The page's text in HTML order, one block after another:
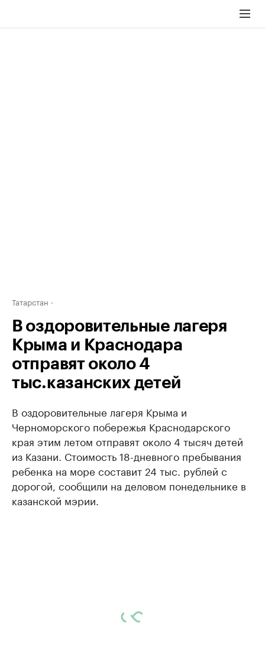
Татарстан
В оздоровительные лагеря
Крыма и Краснодара
отправят около 4
тыс.казанских детей
В оздоровительные лагеря Крыма и
Черноморского побережья Краснодарского
края этим летом отправят около 4 тысяч детей
из Казани. Стоимость 18-дневного пребывания
ребенка на море составит 24 тыс. рублей с
дорогой, сообщили на деловом понедельнике в
казанской мэрии.